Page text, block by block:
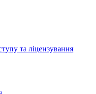
та ліцензування